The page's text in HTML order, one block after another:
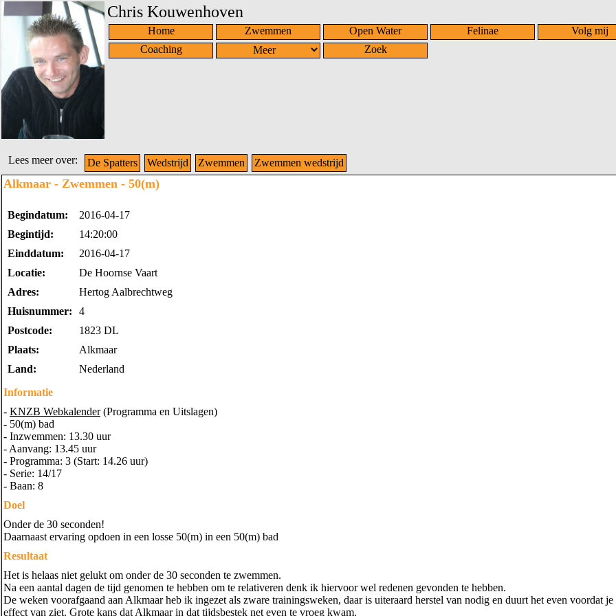
Chris Kouwenhoven
Home Zwemmen Open Water Felinae
Volg mij
Coaching
Zoek
Lees meer over: De Spatters Wedstrijd Zwemmen Zwemmen wedstrijd
Alkmaar - Zwemmen - 50(m)
Begindatum:
2016-04-17
Begintijd:
14:20:00
Einddatum:
2016-04-17
Locatie:
De Hoornse Vaart
Adres:
Hertog Aalbrechtweg
Huisnummer:
4
Postcode:
1823 DL
Plaats:
Alkmaar
Land:
Nederland
Informatie
- KNZB Webkalender(Programma en Uitslagen)
- 50(m) bad
- Inzwemmen: 13.30 uur
- Aanvang: 13.45 uur
- Programma: 3 (Start: 14.26 uur)
- Serie: 14/17
- Baan: 8
Doel
Onder de 30 seconden!
Daarnaast ervaring opdoen in een losse 50(m) in een 50(m) bad
Resultaat
Het is helaas niet gelukt om onder de 30 seconden te zwemmen.
Na een aantal dagen de tijd genomen te hebben om te relativeren denk ik hiervoor wel redenen gevonden te hebben.
De weken voorafgaand aan Alkmaar heb ik ingezet als zware trainingsweken, daar is uiteraard herstel van nodig en duurt het even voordat je
effect van ziet. Grote kans dat Alkmaar in dat tijdsbestek net even te vroeg kwam.